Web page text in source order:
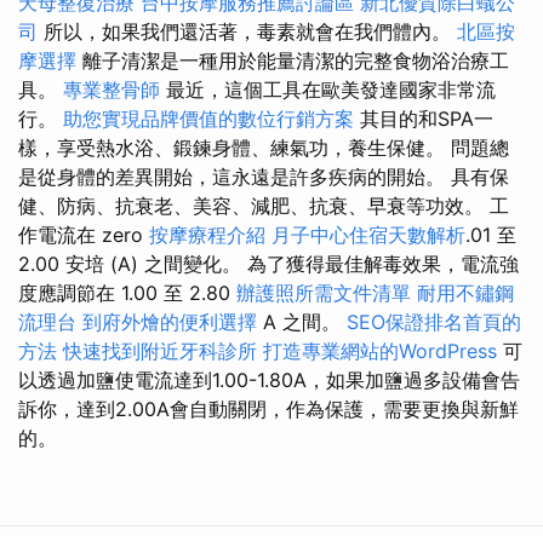
司 所以，如果我們還活著，毒素就會在我們體內。 北區按
摩選擇 離子清潔是一種用於能量清潔的完整食物浴治療工
具。 專業整骨師 最近，這個工具在歐美發達國家非常流
行。 助您實現品牌價值的數位行銷方案 其目的和SPA一
樣，享受熱水浴、鍛鍊身體、練氣功，養生保健。 問題總
是從身體的差異開始，這永遠是許多疾病的開始。 具有保
健、防病、抗衰老、美容、減肥、抗衰、早衰等功效。 工
作電流在 zero 按摩療程介紹 月子中心住宿天數解析.01 至
2.00 安培 (A) 之間變化。 為了獲得最佳解毒效果，電流強
度應調節在 1.00 至 2.80 辦護照所需文件清單 耐用不鏽鋼
流理台 到府外燴的便利選擇 A 之間。 SEO保證排名首頁的
方法 快速找到附近牙科診所 打造專業網站的WordPress 可
以透過加鹽使電流達到1.00-1.80A，如果加鹽過多設備會告
訴你，達到2.00A會自動關閉，作為保護，需要更換與新鮮
的。